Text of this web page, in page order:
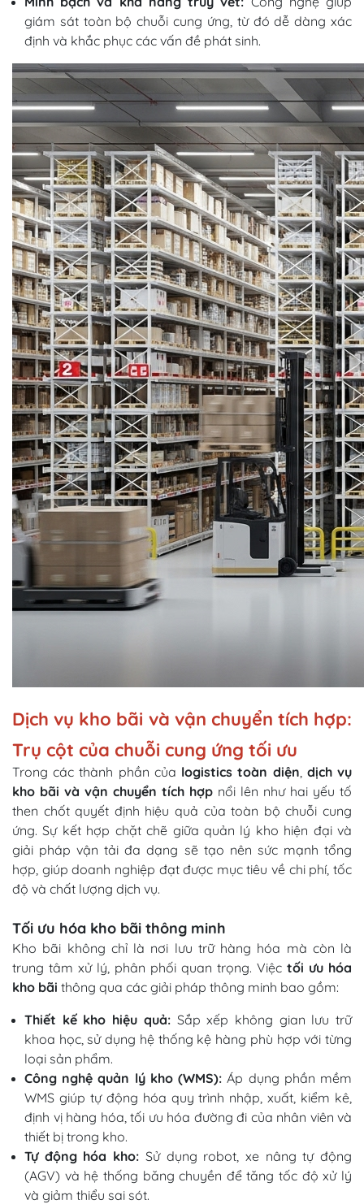
giám sát toàn bộ chuỗi cung ứng, từ đó dễ dàng xác
định và khắc phục các vấn đề phát sinh.
Dịch vụ kho bãi và vận chuyển tích hợp:
Trụ cột của chuỗi cung ứng tối ưu
Trong các thành phần của logistics toàn diện dịch vụ
kho bãi và vận chuyển tích hợp nổi lên như hai yếu tố
then chốt quyết định hiệu quả của toàn bộ chuỗi cung
ứng. Sự kết hợp chặt chẽ giữa quản lý kho hiện đại và
giải pháp vận tải đa dạng sẽ tạo nên sức mạnh tổng
hợp, giúp doanh nghiệp đạt được mục tiêu về chi phí, tốc
độ và chất lượng dịch vụ.
Tối ưu hóa kho bãi thông minh
Kho bãi không chỉ là nơi lưu trữ hàng hóa mà còn là
trung tâm xử lý, phân phối quan trọng. Việc tối ưu hóa
kho bãi thông qua các giải pháp thông minh bao gồm:
Thiết kế kho hiệu quả:Sắp xếp không gian lưu trữ
khoa học, sử dụng hệ thống kệ hàng phù hợp với từng
loại sản phẩm.
Công nghệ quản lý kho (WMS): Áp dụng phần mềm
WMS giúp tự động hóa quy trình nhập, xuất, kiểm kê,
định vị hàng hóa, tối ưu hóa đường đi của nhân viên và
thiết bị trong kho.
Tự động hóa kho: Sử dụng robot, xe nâng tự động
(AGV) và hệ thống băng chuyền để tăng tốc độ xử lý
và giảm thiểu sai sót.